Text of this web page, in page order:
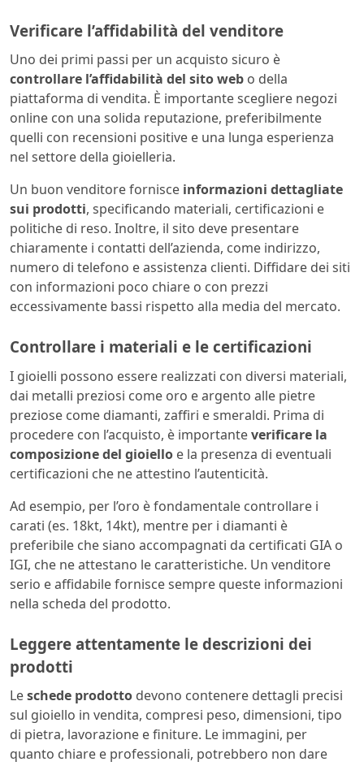
Verificare l’affidabilità del venditore
Uno dei primi passi per un acquisto sicuro è
controllare l’affidabilità del sito web o della
piattaforma di vendita. È importante scegliere negozi
online con una solida reputazione, preferibilmente
quelli con recensioni positive e una lunga esperienza
nel settore della gioielleria.
Un buon venditore fornisce informazioni dettagliate
sui prodotti, specificando materiali, certificazioni e
politiche di reso. Inoltre, il sito deve presentare
chiaramente i contatti dell’azienda, come indirizzo,
numero di telefono e assistenza clienti. Diffidare dei siti
con informazioni poco chiare o con prezzi
eccessivamente bassi rispetto alla media del mercato.
Controllare i materiali e le certificazioni
I gioielli possono essere realizzati con diversi materiali,
dai metalli preziosi come oro e argento alle pietre
preziose come diamanti, zaffiri e smeraldi. Prima di
procedere con l’acquisto, è importanteverificare la
composizione del gioiello e la presenza di eventuali
certificazioni che ne attestino l’autenticità.
Ad esempio, per l’oro è fondamentale controllare i
carati (es. 18kt, 14kt), mentre per i diamanti è
preferibile che siano accompagnati da certificati GIA o
IGI, che ne attestano le caratteristiche. Un venditore
serio e affidabile fornisce sempre queste informazioni
nella scheda del prodotto.
Leggere attentamente le descrizioni dei
prodotti
Leschede prodotto devono contenere dettagli precisi
sul gioiello in vendita, compresi peso, dimensioni, tipo
di pietra, lavorazione e finiture. Le immagini, per
quanto chiare e professionali, potrebbero non dare